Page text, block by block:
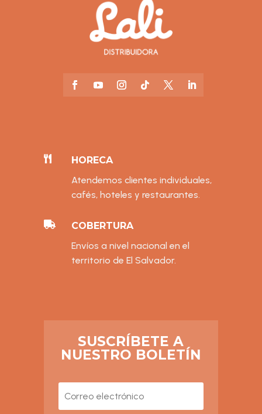

HORECA
Atendemos clientes individuales,
cafés, hoteles y restaurantes.

COBERTURA
Envíos a nivel nacional en el
territorio de El Salvador.
SUSCRÍBETE A
NUESTRO BOLETÍN